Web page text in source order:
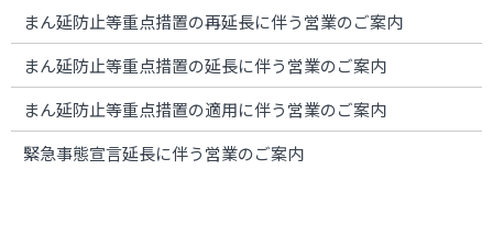
まん延防止等重点措置の再延長に伴う営業のご案内
まん延防止等重点措置の延長に伴う営業のご案内
まん延防止等重点措置の適用に伴う営業のご案内
緊急事態宣言延長に伴う営業のご案内